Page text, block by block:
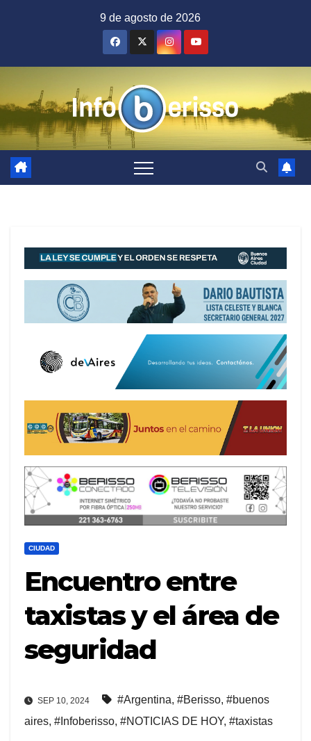
9 de agosto de 2026
CIUDAD
Encuentro entre
taxistas y el área de
seguridad
SEP 10, 2024 #Argentina, #Berisso, #buenos
aires, #Infoberisso, #NOTICIAS DE HOY, #taxistas